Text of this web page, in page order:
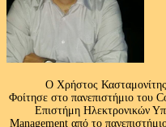
Ο Χρήστος
Φοίτησε στο πανεπιστήμιο του
Επιστήμη Ηλεκτρονικών
Management από το